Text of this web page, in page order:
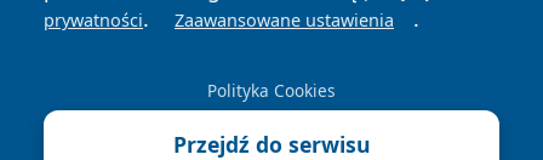
prywatności. Zaawansowane ustawienia .
Polityka Cookies
Przejdź do serwisu